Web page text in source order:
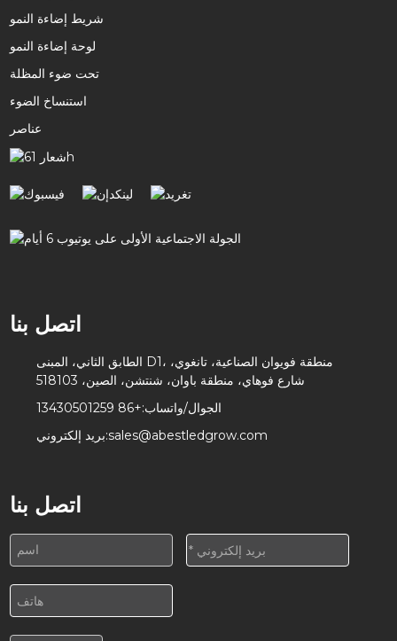
شريط إضاءة النمو
لوحة إضاءة النمو
تحت ضوء المظلة
استنساخ الضوء
عناصر
اتصل بنا
الطابق الثاني، المبنى D1، منطقة فويوان الصناعية، تانغوي،
شارع فوهاي، منطقة باوان، شنتشن، الصين، 518103
الجوال/واتساب:+86 13430501259
بريد إلكتروني:sales@abestledgrow.com
اتصل بنا